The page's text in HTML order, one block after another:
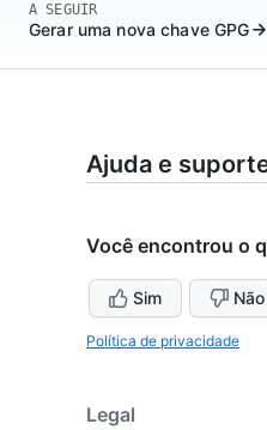
A SEGUIR
Gerar uma nova chave GPG
Ajuda e
Você encontrou o
Sim Não
Política de privacidade
Legal